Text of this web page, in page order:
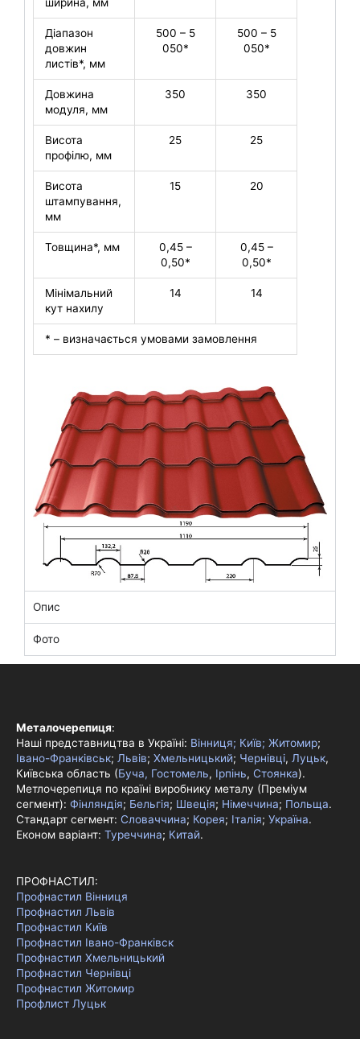
Діапазон
довжин
листів*, мм
500 – 5
050*
500 – 5
050*
Довжина
модуля, мм
350 350
Висота
профілю, мм
25 25
Висота
штампування,
мм
15 20
Товщина*, мм
0,45 –
0,50*
0,45 –
0,50*
Мінімальний
кут нахилу
14 14
* – визначається умовами замовлення
Опис
Фото
Металочерепиця:
Наші представництва в Україні: Вінниця; Київ; Житомир;
Івано-Франківськ; Львів; Хмельницький; Чернівці, Луцьк,
Київська область (Буча, Гостомель, Ірпінь, Стоянка).
Метлочерепиця по країні виробнику металу (Преміум
сегмент): Фінляндія; Бельгія; Швеція; Німеччина; Польща.
Стандарт сегмент: Словаччина; Корея; Італія; Україна.
Економ варіант: Туреччина; Китай.
ПРОФНАСТИЛ:
Профнастил Вінниця
Профнастил Львів
Профнастил Київ
Профнастил Івано-Франківск
Профнастил Хмельницький
Профнастил Чернівці
Профнастил Житомир
Профлист Луцьк